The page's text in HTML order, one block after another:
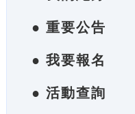
● 重要公告
● 我要報名
● 活動查詢